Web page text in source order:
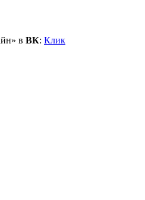
в ВК: Клик